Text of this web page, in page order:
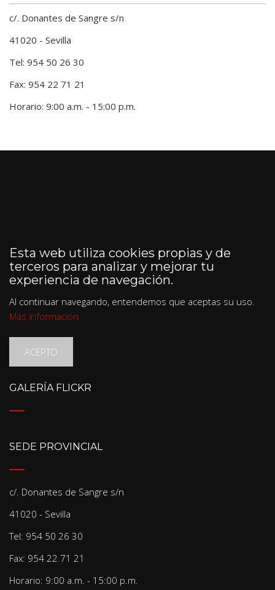
c/. Donantes de Sangre s/n
41020 - Sevilla
Tel: 954 50 26 30
Fax: 954 22 71 21
Horario: 9:00 a.m. - 15:00 p.m.
Esta web utiliza cookies propias y de
terceros para analizar y mejorar tu
experiencia de navegación.
Al continuar navegando, entendemos que aceptas su uso.
Más información
ACEPTO
GALERÍA FLICKR
SEDE PROVINCIAL
c/. Donantes de Sangre s/n
41020 - Sevilla
Tel: 954 50 26 30
Fax: 954 22 71 21
Horario: 9:00 a.m. - 15:00 p.m.